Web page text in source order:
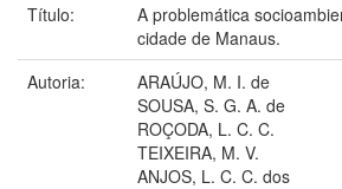
Título:
A problemática
cidade de Manaus.
Autoria:
ARAÚJO, M. I. de
SOUSA, S. G. A. de
ROÇODA, L. C. C.
TEIXEIRA, M. V.
ANJOS, L. C. C. dos